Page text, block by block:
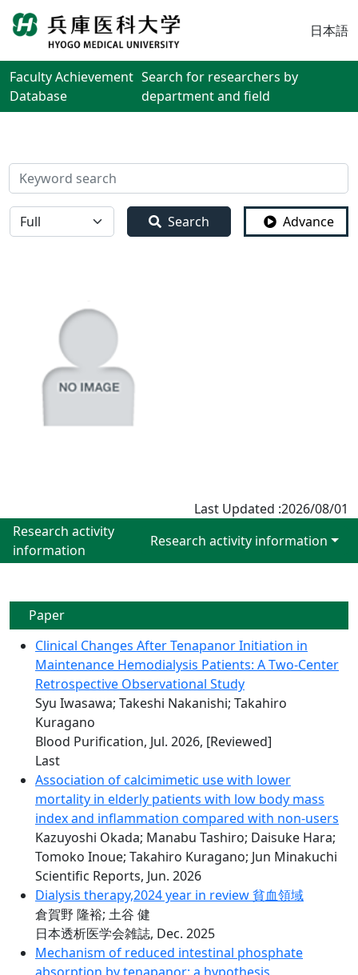
日本語
Faculty Achievement
Database
Search for researchers by
department and field
検索
全体 Search Advance
Last Updated :2026/08/01
Research activity
information
Research activity information
Paper
Clinical Changes After Tenapanor Initiation in
Maintenance Hemodialysis Patients: A Two-Center
Retrospective Observational Study
Syu Iwasawa; Takeshi Nakanishi; Takahiro
Kuragano
Blood Purification, Jul. 2026, [Reviewed]
Last
Association of calcimimetic use with lower
mortality in elderly patients with low body mass
index and inflammation compared with non-users
Kazuyoshi Okada; Manabu Tashiro; Daisuke Hara;
Tomoko Inoue; Takahiro Kuragano; Jun Minakuchi
Scientific Reports, Jun. 2026
Dialysis therapy,2024 year in review 貧血領域
倉賀野 隆裕; 土谷 健
日本透析医学会雑誌, Dec. 2025
Mechanism of reduced intestinal phosphate